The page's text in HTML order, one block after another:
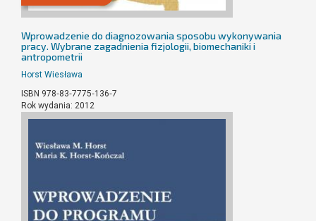
Wprowadzenie do diagnozowania sposobu wykonywania
pracy. Wybrane zagadnienia fizjologii, biomechaniki i
antropometrii
Horst Wiesława
ISBN 978‐83‐7775‐136‐7
Rok wydania: 2012